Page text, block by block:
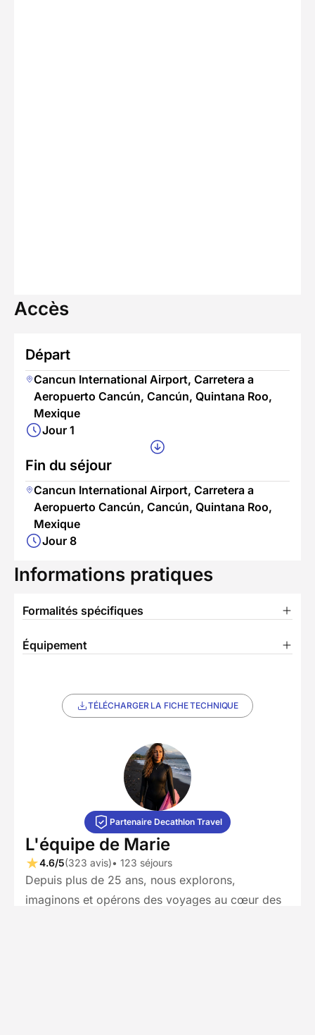
Accès
Départ
Cancun International Airport, Carretera a
Aeropuerto Cancún, Cancún, Quintana Roo,
Mexique
Jour 1
Fin du séjour
Cancun International Airport, Carretera a
Aeropuerto Cancún, Cancún, Quintana Roo,
Mexique
Jour 8
Informations pratiques
Formalités spécifiques
Équipement
TÉLÉCHARGER LA FICHE TECHNIQUE
Partenaire Decathlon Travel
L'équipe de Marie
4.6/5(323 avis)• 123 séjours
Depuis plus de 25 ans, nous explorons,
imaginons et opérons des voyages au cœur des